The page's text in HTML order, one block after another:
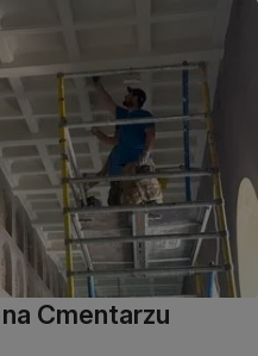
Cmentarzu